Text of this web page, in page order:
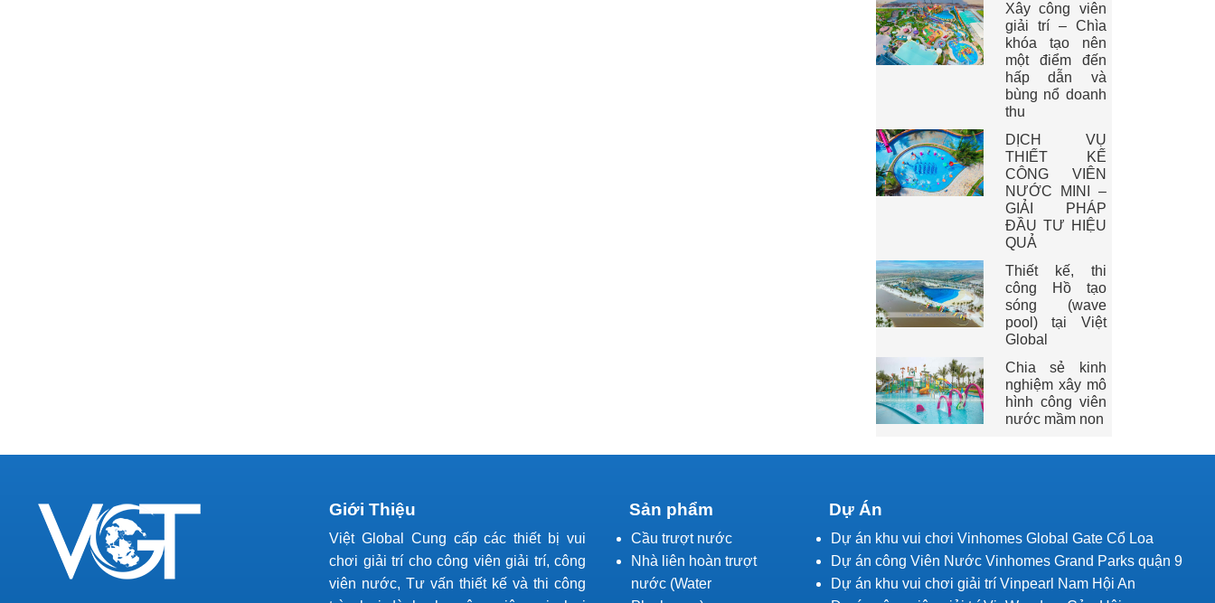
Xây công viên
giải trí – Chìa
khóa tạo nên
một điểm đến
hấp dẫn và
bùng nổ doanh
thu
DỊCH VỤ
THIẾT KẾ
CÔNG VIÊN
NƯỚC MINI –
GIẢI PHÁP
ĐẦU TƯ HIỆU
QUẢ
Thiết kế, thi
công Hồ tạo
sóng (wave
pool) tại Việt
Global
Chia sẻ kinh
nghiệm xây mô
hình công viên
nước mầm non
Giới Thiệu
Việt Global Cung cấp các thiết bị vui
chơi giải trí cho công viên giải trí, công
viên nước, Tư vấn thiết kế và thi công
Sản phẩm
Cầu trượt nước
Nhà liên hoàn trượt
nước (Water
Dự Án
Dự án khu vui chơi Vinhomes Global Gate Cổ Loa
Dự án công Viên Nước Vinhomes Grand Parks quận 9
Dự án khu vui chơi giải trí Vinpearl Nam Hội An